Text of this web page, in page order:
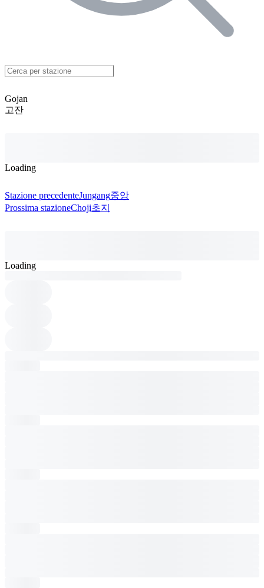
Gojan
고잔
Loading
Stazione precedenteJungang중앙
Prossima stazioneChoji초지
Loading